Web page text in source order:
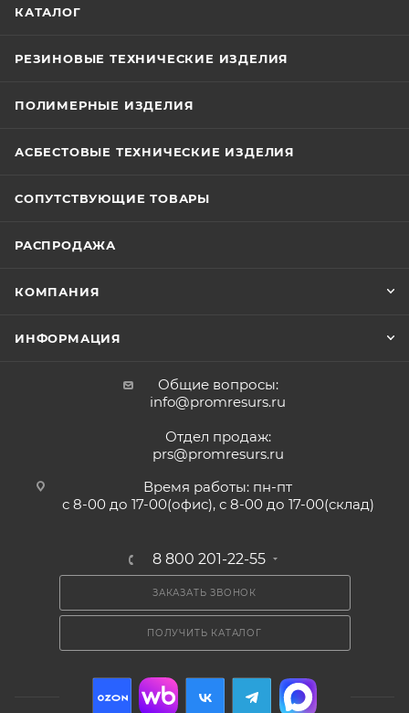
КАТАЛОГ
РЕЗИНОВЫЕ ТЕХНИЧЕСКИЕ ИЗДЕЛИЯ
ПОЛИМЕРНЫЕ ИЗДЕЛИЯ
АСБЕСТОВЫЕ ТЕХНИЧЕСКИЕ ИЗДЕЛИЯ
СОПУТСТВУЮЩИЕ ТОВАРЫ
РАСПРОДАЖА
КОМПАНИЯ
ИНФОРМАЦИЯ
Общие вопросы:
info@promresurs.ru
Отдел продаж:
prs@promresurs.ru
Время работы: пн-пт
с 8-00 до 17-00(офис), с 8-00 до 17-00(склад)
8 800 201-22-55
ЗАКАЗАТЬ ЗВОНОК
ПОЛУЧИТЬ КАТАЛОГ